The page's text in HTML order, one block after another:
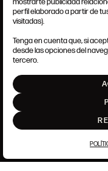
perfil elaborado a partir de
visitadas).
Tenga en cuenta que, si
desde las opciones del
tercero.